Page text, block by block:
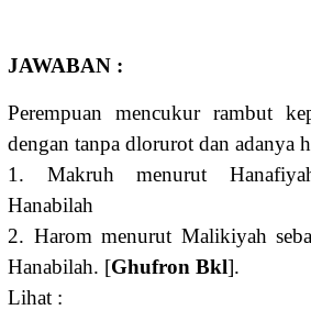
JAWABAN :
Perempuan mencukur rambut
dengan tanpa dlorurot dan adanya
1. Makruh menurut
Hanabilah
2. Harom menurut Malikiyah
Hanabilah. [Ghufron Bkl].
Lihat :